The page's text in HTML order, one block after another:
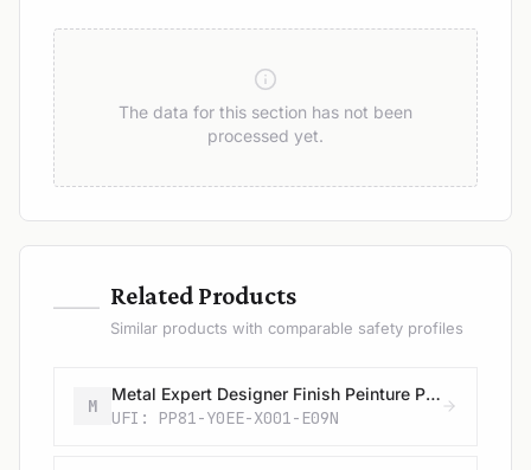
The data for this section has not been
processed yet.
— Related Products
Similar products with comparable safety profiles
M
Metal Expert Designer Finish Peinture Pour Métaux - fonte
UFI: PP81-Y0EE-X001-E09N